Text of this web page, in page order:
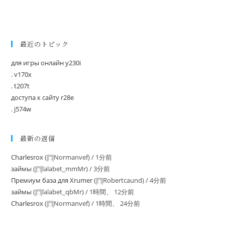
最近のトピック
для игры онлайн y230i
. v170x
. t207t
доступа к сайту r28e
. j574w
最新の返信
Charlesrox( Normanvef) / 1分前
займы ( lalabet_mmMr) /3分前
Премиум база для Xrumer( Robertcaund) /4分前
займы ( lalabet_qbMr) / 1時間、 12分前
Charlesrox( Normanvef) / 1時間、 24分前